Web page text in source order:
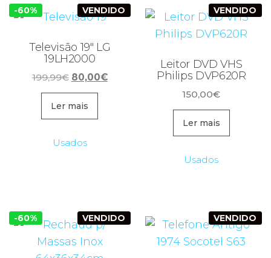
-60% VENDIDO
Televisão 19″ LG
19LH2000
199,99€ O
preço
original
era:
80,00€O
Ler mais
Usados
VENDIDO
Leitor DVD VHS
Philips DVP620R
150,00€
Ler mais
Usados
-60% VENDIDO VENDIDO